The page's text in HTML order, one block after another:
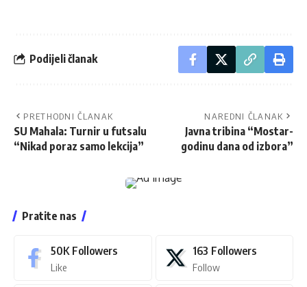
Podijeli članak
PRETHODNI ČLANAK
SU Mahala: Turnir u futsalu
“Nikad poraz samo lekcija”
NAREDNI ČLANAK
Javna tribina “Mostar-
godinu dana od izbora”
Pratite nas
50K Followers
Like
163 Followers
Follow